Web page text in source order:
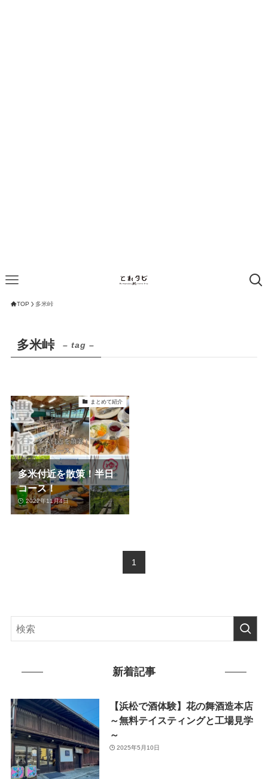
TOP 多米峠
多米峠 – tag –
まとめて紹介
多米付近を散策！半日
コース！
2022年11月4日
1
新着記事
【浜松で酒体験】花の舞酒造本店
～無料テイスティングと工場見学
～
2025年5月10日